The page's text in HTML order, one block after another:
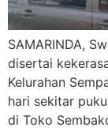
SAMARINDA,
disertai
Kelurahan
hari sekitar
di Toko